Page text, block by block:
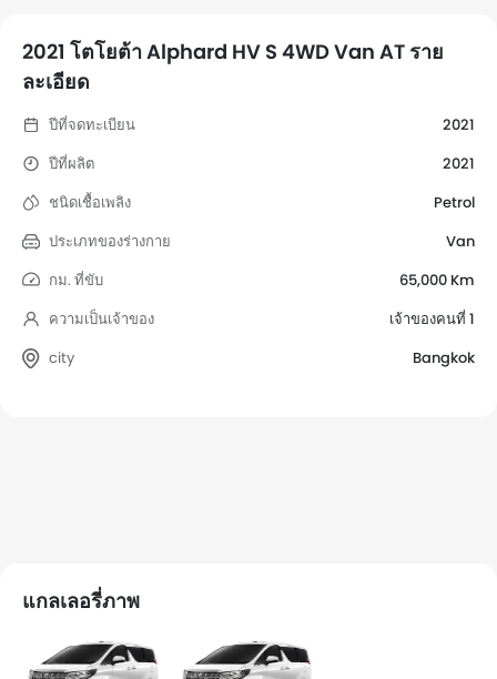
2021 โตโยต้า Alphard HV S 4WD Van AT ราย
ละเอียด
ปีที่จดทะเบียน
2021
ปีที่ผลิต
2021
ชนิดเชื้อเพลิง
Petrol
ประเภทของร่างกาย
Van
กม. ที่ขับ
65,000 Km
ความเป็นเจ้าของ
เจ้าของคนที่ 1
city
Bangkok
แกลเลอรี่ภาพ